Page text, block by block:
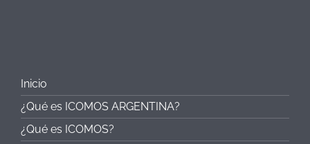
Inicio
¿Qué es ICOMOS ARGENTINA?
¿Qué es ICOMOS?